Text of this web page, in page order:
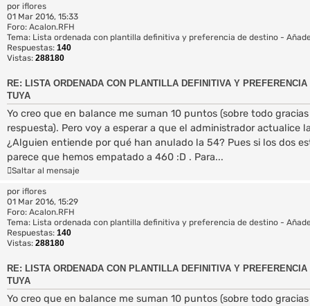
por iflores
01 Mar 2016, 15:33
Foro: Acalon.RFH
Tema: Lista ordenada con plantilla definitiva y preferencia de destino -
Respuestas: 140
Vistas: 288180
RE: LISTA ORDENADA CON PLANTILLA DEFINITIVA Y
TUYA
Yo creo que en balance me suman 10 puntos (sobre todo
respuesta). Pero voy a esperar a que el administrador actualice
¿Alguien entiende por qué han anulado la 54? Pues si los dos
parece que hemos empatado a 460 :D . Para...
Saltar al mensaje
por iflores
01 Mar 2016, 15:29
Foro: Acalon.RFH
Tema: Lista ordenada con plantilla definitiva y preferencia de destino -
Respuestas: 140
Vistas: 288180
RE: LISTA ORDENADA CON PLANTILLA DEFINITIVA Y
TUYA
Yo creo que en balance me suman 10 puntos (sobre todo